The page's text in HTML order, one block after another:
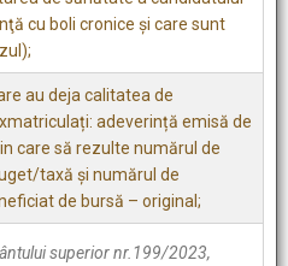
cu boli cronice şi care sunt
au deja calitatea de
adeverință emisă de
care să rezulte numărul de
taxă și numărul de
de bursă – original;
superior nr.199/2023,